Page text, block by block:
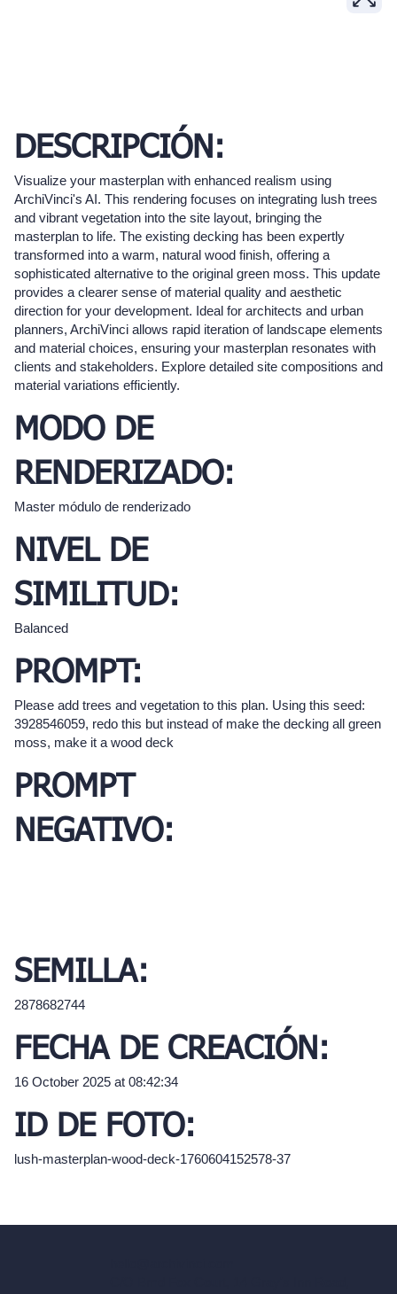
DESCRIPCIÓN:
Visualize your masterplan with enhanced realism using
ArchiVinci's AI. This rendering focuses on integrating lush trees
and vibrant vegetation into the site layout, bringing the
masterplan to life. The existing decking has been expertly
transformed into a warm, natural wood finish, offering a
sophisticated alternative to the original green moss. This update
provides a clearer sense of material quality and aesthetic
direction for your development. Ideal for architects and urban
planners, ArchiVinci allows rapid iteration of landscape elements
and material choices, ensuring your masterplan resonates with
clients and stakeholders. Explore detailed site compositions and
material variations efficiently.
MODO DE
RENDERIZADO:
Master módulo de renderizado
NIVEL DE
SIMILITUD:
Balanced
PROMPT:
Please add trees and vegetation to this plan. Using this seed:
3928546059, redo this but instead of make the decking all green
moss, make it a wood deck
PROMPT
NEGATIVO:
SEMILLA:
2878682744
FECHA DE CREACIÓN:
16 October 2025 at 08:42:34
ID DE FOTO:
lush-masterplan-wood-deck-1760604152578-37